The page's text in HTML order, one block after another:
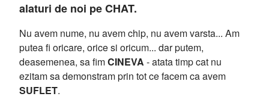
alaturi de noi pe CHAT.
Nu avem nume, nu avem chip, nu avem varsta... Am
putea fi oricare, orice si oricum... dar putem,
deasemenea, sa fimCINEVA - atata timp cat nu
ezitam sa demonstram prin tot ce facem ca avem
SUFLET.